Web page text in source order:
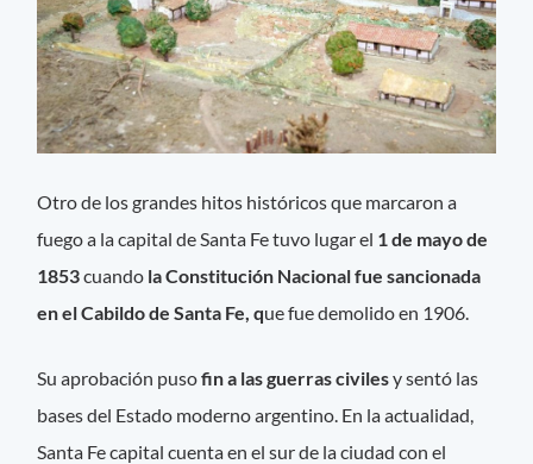
Otro de los grandes hitos históricos que marcaron a
fuego a la capital de Santa Fe tuvo lugar el 1 de mayo de
1853cuando la Constitución Nacional fue sancionada
en el Cabildo de Santa Fe, que fue demolido en 1906.
Su aprobación pusofin a las guerras civilesy sentó las
bases del Estado moderno argentino. En la actualidad,
Santa Fe capital cuenta en el sur de la ciudad con el